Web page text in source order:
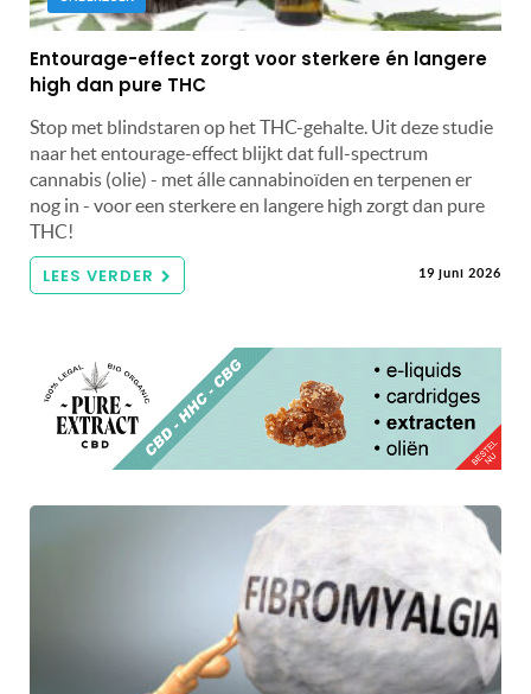
Entourage-effect zorgt voor sterkere én langere
high dan pure THC
Stop met blindstaren op het THC-gehalte. Uit deze studie
naar het entourage-effect blijkt dat full-spectrum
cannabis (olie) - met álle cannabinoïden en terpenen er
nog in - voor een sterkere en langere high zorgt dan pure
THC!
LEES VERDER 19 juni 2026